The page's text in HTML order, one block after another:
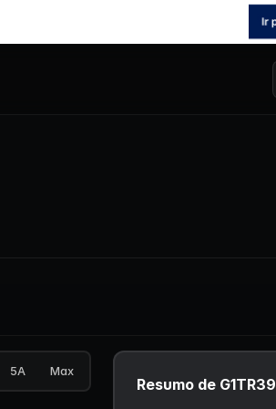
5A Max
Resumo de G1TR39